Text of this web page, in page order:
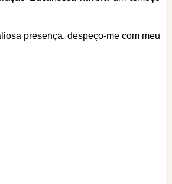
presença, despeço-me com meu